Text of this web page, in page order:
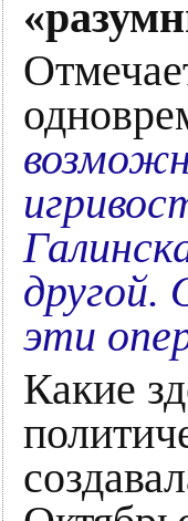
другой.
эти
Какие